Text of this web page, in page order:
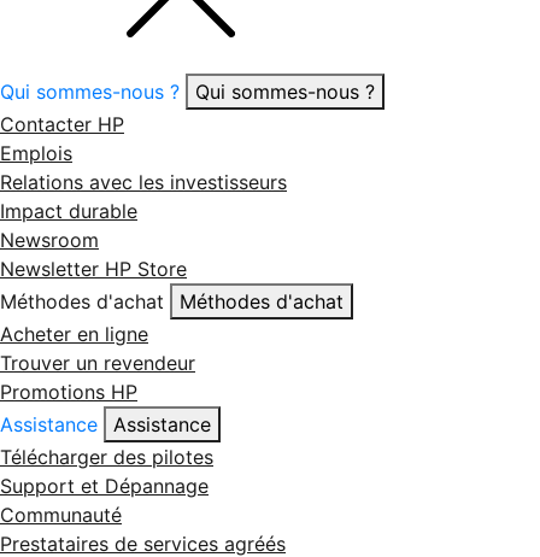
Qui sommes-nous ?
Qui sommes-nous ?
Contacter HP
Emplois
Relations avec les investisseurs
Impact durable
Newsroom
Newsletter HP Store
Méthodes d'achat
Méthodes d'achat
Acheter en ligne
Trouver un revendeur
Promotions HP
Assistance
Assistance
Télécharger des pilotes
Support et Dépannage
Communauté
Prestataires de services agréés